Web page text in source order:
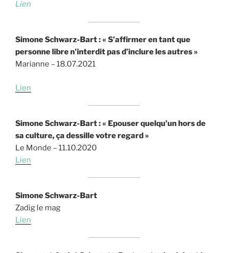
Lien
Simone Schwarz-Bart : « S’affirmer en tant que
personne libre n’interdit pas d’inclure les autres »
Marianne – 18.07.2021
Lien
Simone Schwarz-Bart : « Epouser quelqu’un hors de
sa culture, ça dessille votre regard »
Le Monde – 11.10.2020
Lien
Simone Schwarz-Bart
Zadig le mag
Lien